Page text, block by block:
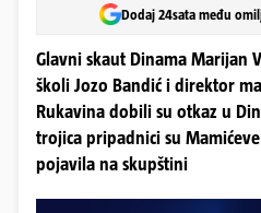
Dodaj 24sata među
Glavni skaut Dinama Marijan
školi Jozo Bandić i direktor
Rukavina dobili su otkaz u
trojica pripadnici su
pojavila na skupštini